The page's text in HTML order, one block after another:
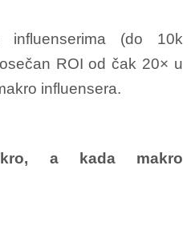
influenserima (do 10k
ROI od čak 20× u
influensera.
a kada makro